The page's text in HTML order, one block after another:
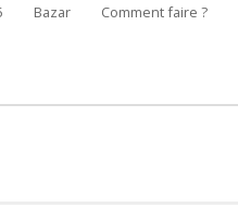
Bazar Comment faire ?